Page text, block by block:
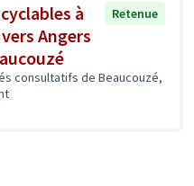
à
Angers
Retenue
consultatifs de Beaucouzé,